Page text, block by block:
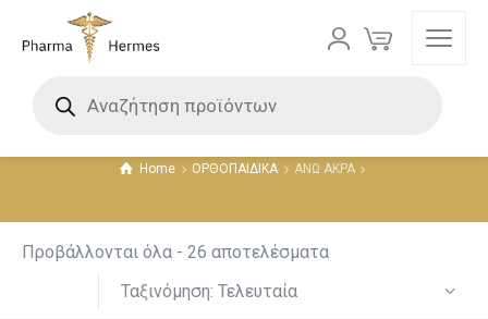
Home ΟΡΘΟΠΑΙΔΙΚΑ ΑΝΩ ΑΚΡΑ
Προβάλλονται όλα - 26 αποτελέσματα
Ταξινόμηση: Τελευταία
25 €
4 9 15 20 25
BRANDS